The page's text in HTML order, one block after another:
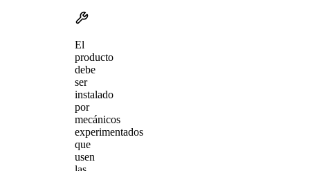
El
producto
debe
ser
instalado
por
mecánicos
experimentados
que
usen